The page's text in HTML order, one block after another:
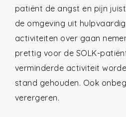
patiënt de angst en pijn
de omgeving uit
activiteiten over gaan
prettig voor de SOLK-
verminderde activiteit
stand gehouden. Ook
verergeren.